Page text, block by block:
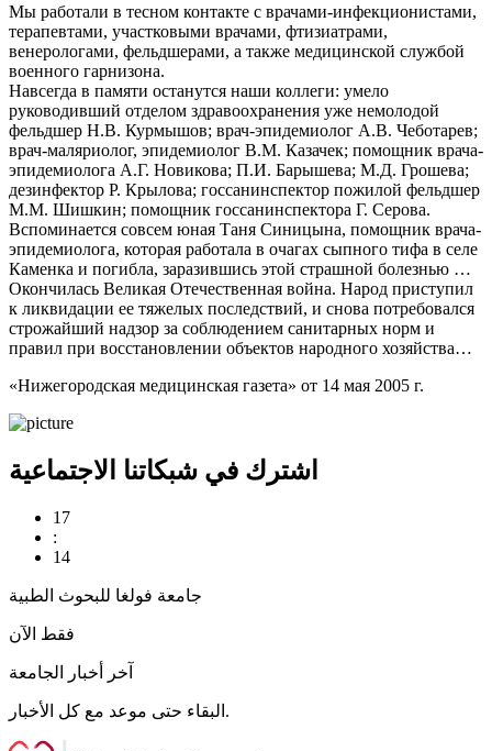
Мы работали в тесном контакте с врачами-инфекционистами,
терапевтами, участковыми врачами, фтизиатрами,
венерологами, фельдшерами, а также медицинской службой
военного гарнизона.
Навсегда в памяти останутся наши коллеги: умело
руководивший отделом здравоохранения уже немолодой
фельдшер Н.В. Курмышов; врач-эпидемиолог А.В. Чеботарев;
врач-маляриолог, эпидемиолог В.М. Казачек; помощник врача-
эпидемиолога А.Г. Новикова; П.И. Барышева; М.Д. Грошева;
дезинфектор Р. Крылова; госсанинспектор пожилой фельдшер
М.М. Шишкин; помощник госсанинспектора Г. Серова.
Вспоминается совсем юная Таня Синицына, помощник врача-
эпидемиолога, которая работала в очагах сыпного тифа в селе
Каменка и погибла, заразившись этой страшной болезнью …
Окончилась Великая Отечественная война. Народ приступил
к ликвидации ее тяжелых последствий, и снова потребовался
строжайший надзор за соблюдением санитарных норм и
правил при восстановлении объектов народного хозяйства…
«Нижегородская медицинская газета» от 14 мая 2005 г.
اشترك في شبكاتنا الاجتماعية
17
:
14
جامعة فولغا للبحوث الطبية
فقط الآن
آخر أخبار الجامعة
البقاء حتى موعد مع كل الأخبار.